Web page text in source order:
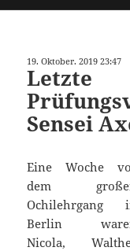
19. Oktober. 2019 23:47
Letzte
Sensei
Eine Woche
dem
Ochilehrgang
Berlin
Nicola,